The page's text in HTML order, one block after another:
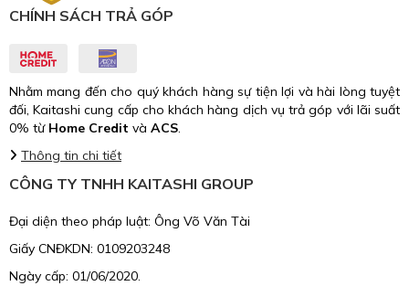
CHÍNH SÁCH TRẢ GÓP
Nhằm mang đến cho quý khách hàng sự tiện lợi và hài lòng tuyệt
đối, Kaitashi cung cấp cho khách hàng dịch vụ trả góp với lãi suất
0% từ Home Credit và ACS.
Thông tin chi tiết
CÔNG TY TNHH KAITASHI GROUP
Đại diện theo pháp luật: Ông Võ Văn Tài
Giấy CNĐKDN: 0109203248
Ngày cấp: 01/06/2020.